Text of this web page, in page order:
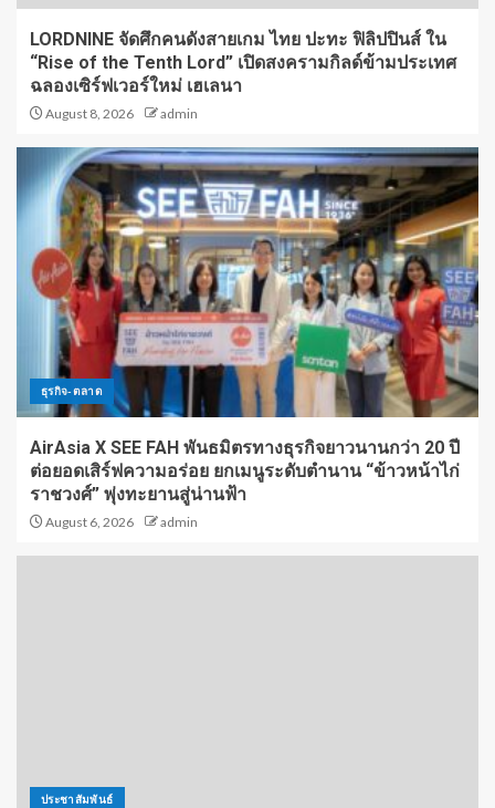
LORDNINE จัดศึกคนดังสายเกม ไทย ปะทะ ฟิลิปปินส์ ใน
“Rise of the Tenth Lord” เปิดสงครามกิลด์ข้ามประเทศ
ฉลองเซิร์ฟเวอร์ใหม่ เฮเลนา
August 8, 2026 admin
ธุรกิจ-ตลาด
AirAsia X SEE FAH พันธมิตรทางธุรกิจยาวนานกว่า 20 ปี
ต่อยอดเสิร์ฟความอร่อย ยกเมนูระดับตำนาน “ข้าวหน้าไก่
ราชวงศ์” พุ่งทะยานสู่น่านฟ้า
August 6, 2026 admin
ประชาสัมพันธ์